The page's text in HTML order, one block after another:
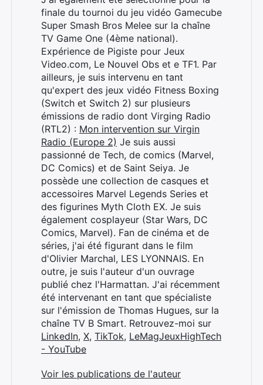
finale du tournoi du jeu vidéo Gamecube
Super Smash Bros Melee sur la chaîne
TV Game One (4ème national).
Expérience de Pigiste pour Jeux
Video.com, Le Nouvel Obs et e TF1. Par
ailleurs, je suis intervenu en tant
qu'expert des jeux vidéo Fitness Boxing
(Switch et Switch 2) sur plusieurs
émissions de radio dont Virging Radio
(RTL2) : Mon intervention sur Virgin
Radio (Europe 2) Je suis aussi
passionné de Tech, de comics (Marvel,
DC Comics) et de Saint Seiya. Je
possède une collection de casques et
accessoires Marvel Legends Series et
des figurines Myth Cloth EX. Je suis
également cosplayeur (Star Wars, DC
Comics, Marvel). Fan de cinéma et de
séries, j'ai été figurant dans le film
d'Olivier Marchal, LES LYONNAIS. En
outre, je suis l'auteur d'un ouvrage
publié chez l'Harmattan. J'ai récemment
été intervenant en tant que spécialiste
sur l'émission de Thomas Hugues, sur la
chaîne TV B Smart. Retrouvez-moi sur
LinkedIn, X, TikTok, LeMagJeuxHighTech
- YouTube
Voir les publications de l'auteur
Rechercher
: